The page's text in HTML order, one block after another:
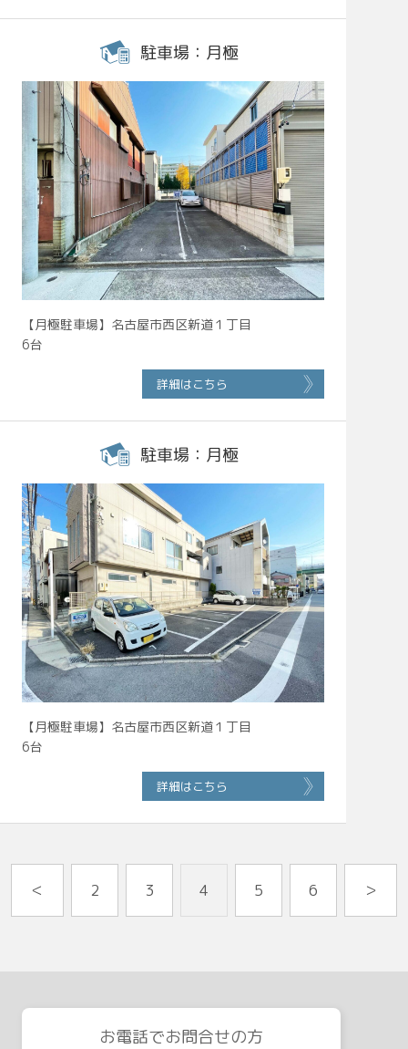
駐車場：月極
【月極駐車場】名古屋市西区新道１丁目
6台
詳細はこちら
駐車場：月極
【月極駐車場】名古屋市西区新道１丁目
6台
詳細はこちら
＜ 2 3 4 5 6 ＞
お電話でお問合せの方